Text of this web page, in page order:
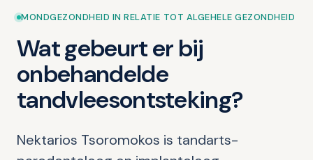
MONDGEZONDHEID IN RELATIE TOT ALGEHELE GEZONDHEID
Wat gebeurt er bij
onbehandelde
tandvleesontsteking?
Nektarios Tsoromokos is tandarts-